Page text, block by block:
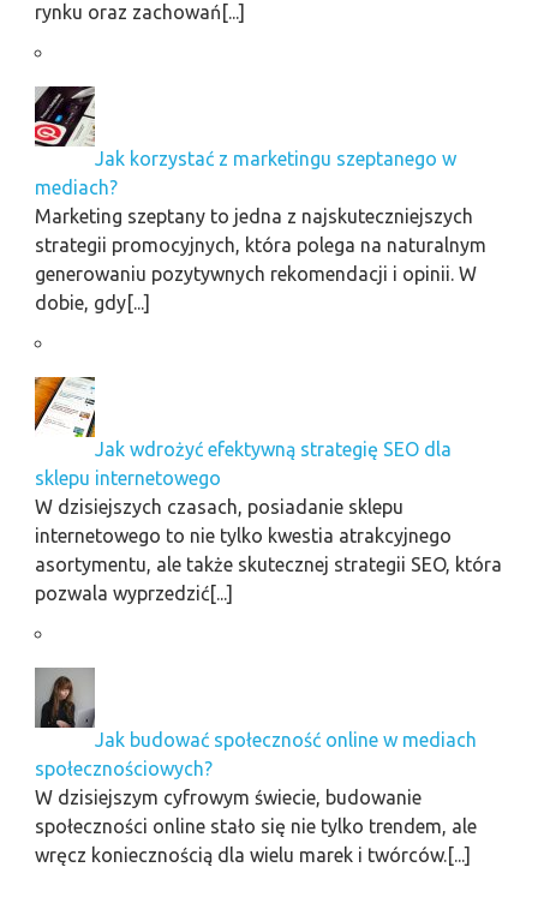
rynku oraz zachowań[...]
Jak korzystać z marketingu szeptanego w
mediach?
Marketing szeptany to jedna z najskuteczniejszych
strategii promocyjnych, która polega na naturalnym
generowaniu pozytywnych rekomendacji i opinii. W
dobie, gdy[...]
Jak wdrożyć efektywną strategię SEO dla
sklepu internetowego
W dzisiejszych czasach, posiadanie sklepu
internetowego to nie tylko kwestia atrakcyjnego
asortymentu, ale także skutecznej strategii SEO, która
pozwala wyprzedzić[...]
Jak budować społeczność online w mediach
społecznościowych?
W dzisiejszym cyfrowym świecie, budowanie
społeczności online stało się nie tylko trendem, ale
wręcz koniecznością dla wielu marek i twórców.[...]